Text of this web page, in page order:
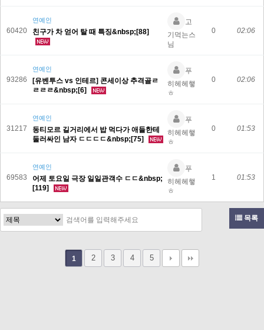
60420
연예인
친구가 차 얻어 탈 때 특징&nbsp;[88]
고
기먹는스
님
0 02:06
93286
연예인
[유벤투스 vs 인테르] 콘세이상 추격골ㄹ
ㄹㄹㄹ&nbsp;[6]
푸
히헤헤햏
ㅎ
0 02:06
31217
연예인
동티모르 길거리에서 밥 먹다가 애들한테
둘러싸인 남자 ㄷㄷㄷㄷ&nbsp;[75]
푸
히헤헤햏
ㅎ
0 01:53
69583
연예인
어제 토요일 극장 일일관객수 ㄷㄷ&nbsp;
[119]
푸
히헤헤햏
ㅎ
1 01:53
목록
1 2 3 4 5